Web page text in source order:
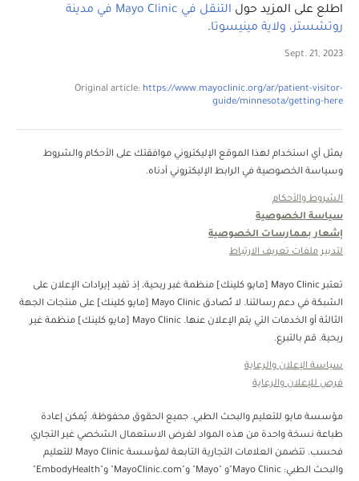
اطلع على المزيد حول
التنقل في Mayo Clinic في مدينة
روتشستر، ولاية مينيسوتا.
Sept. 21, 2023
Original article: https://www.mayoclinic.org/ar/patient-visitor-
guide/minnesota/getting-here
يمثل أي استخدام لهذا الموقع الإليكتروني موافقتك على الأحكام والشروط
وسياسة الخصوصية في الرابط الإليكتروني أدناه.
الشروط والأحكام
سياسة الخصوصية
إشعار بممارسات الخصوصية
لتدبير ملفات تعريف الارتباط
تعتبر Mayo Clinic [مايو كلينك] منظمة غبر ربحية، إذ تفيد إيرادات الإعلان على
الشبكة في دعم رسالتنا. لا تُصادق Mayo Clinic [مايو كلينك] على منتجات الجهة
الثالثة أو الخدمات التي يتم الإعلان عنها. Mayo Clinic [مايو كلينك] منظمة غير
ربحية. قم بالتبرع.
سياسة الإعلان والرعاية
فرص للإعلان والرعاية
مؤسسة مايو للتعليم والبحث الطبي. جميع الحقوق محفوظة. يُمكن إعادة
طباعة نسخة واحدة من هذه المواد لغرض الاستعمال الشخصي غير التجاري
فحسب. تتضمن العلامات التجارية التابعة لمؤسسة Mayo Clinic للتعليم
والبحث الطبي: Mayo Clinic"و "Mayo" و"MayoClinic.com" و"EmbodyHealth"